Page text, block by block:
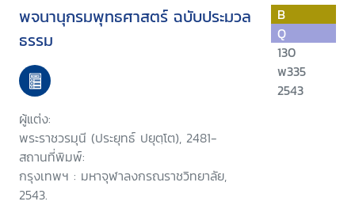
พจนานุกรมพุทธศาสตร์ ฉบับประมวล
ธรรม
ผู้แต่ง:
พระราชวรมุนี (ประยุทธ์ ปยุตฺโต), 2481-
สถานที่พิมพ์:
กรุงเทพฯ : มหาจุฬาลงกรณราชวิทยาลัย,
2543.
B
Q
130
พ335
2543